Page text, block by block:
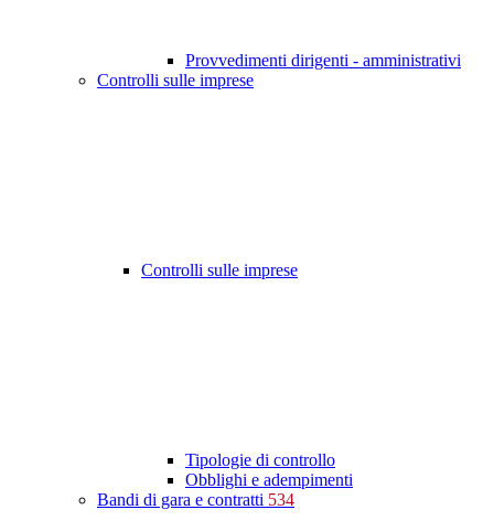
Provvedimenti dirigenti - amministrativi
Controlli sulle imprese
Controlli sulle imprese
Tipologie di controllo
Obblighi e adempimenti
Bandi di gara e contratti 534